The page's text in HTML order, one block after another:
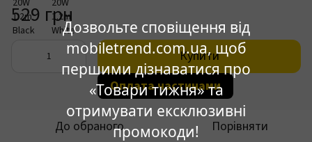
Дозвольте сповіщення від
mobiletrend.com.ua, щоб
першими дізнаватися про
«Товари тижня» та
отримувати ексклюзивні
промокоди!
529 грн
Купити
Оплата частинами
До обраного Порівняти